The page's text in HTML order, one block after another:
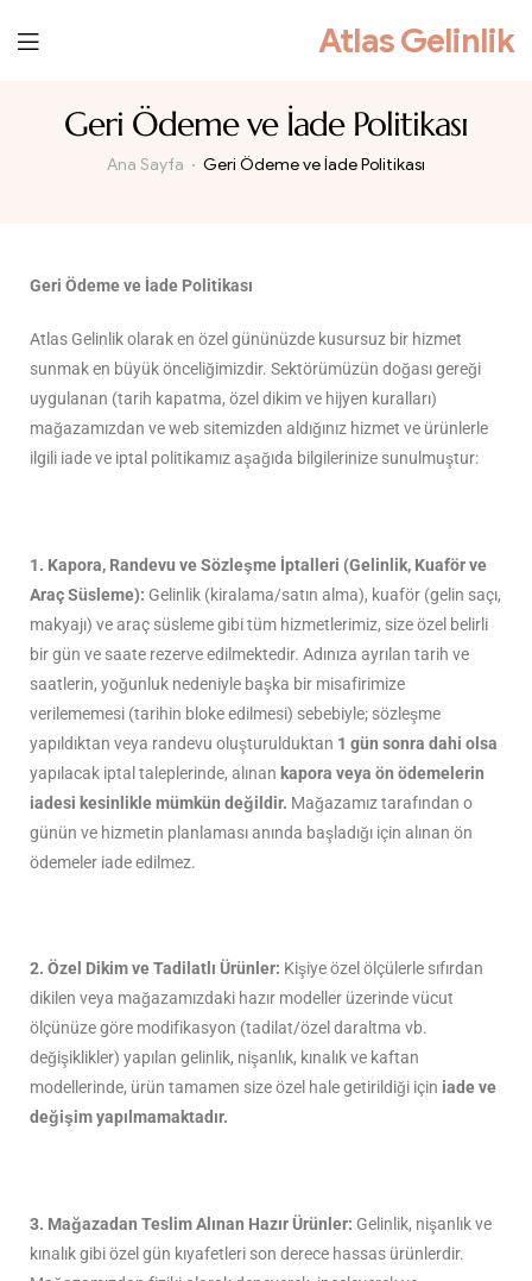
Atlas Gelinlik
Geri Ödeme ve İade Politikası
Ana Sayfa Geri Ödeme ve İade Politikası
Geri Ödeme ve İade Politikası
Atlas Gelinlik olarak en özel gününüzde kusursuz bir hizmet
sunmak en büyük önceliğimizdir. Sektörümüzün doğası gereği
uygulanan (tarih kapatma, özel dikim ve hijyen kuralları)
mağazamızdan ve web sitemizden aldığınız hizmet ve ürünlerle
ilgili iade ve iptal politikamız aşağıda bilgilerinize sunulmuştur:
1. Kapora, Randevu ve Sözleşme İptalleri (Gelinlik, Kuaför ve
Araç Süsleme): Gelinlik (kiralama/satın alma), kuaför (gelin saçı,
makyajı) ve araç süsleme gibi tüm hizmetlerimiz, size özel belirli
bir gün ve saate rezerve edilmektedir. Adınıza ayrılan tarih ve
saatlerin, yoğunluk nedeniyle başka bir misafirimize
verilememesi (tarihin bloke edilmesi) sebebiyle; sözleşme
yapıldıktan veya randevu oluşturulduktan 1 gün sonra dahi olsa
yapılacak iptal taleplerinde, alınan kapora veya ön ödemelerin
iadesi kesinlikle mümkün değildir. Mağazamız tarafından o
günün ve hizmetin planlaması anında başladığı için alınan ön
ödemeler iade edilmez.
2. Özel Dikim ve Tadilatlı Ürünler: Kişiye özel ölçülerle sıfırdan
dikilen veya mağazamızdaki hazır modeller üzerinde vücut
ölçünüze göre modifikasyon (tadilat/özel daraltma vb.
değişiklikler) yapılan gelinlik, nişanlık, kınalık ve kaftan
modellerinde, ürün tamamen size özel hale getirildiği için iade ve
değişim yapılmamaktadır.
3. Mağazadan Teslim Alınan Hazır Ürünler: Gelinlik, nişanlık ve
kınalık gibi özel gün kıyafetleri son derece hassas ürünlerdir.